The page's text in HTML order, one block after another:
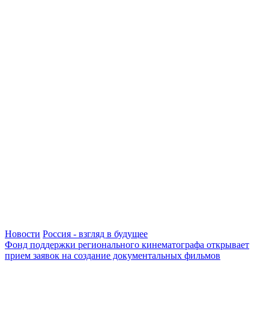
Новости Россия - взгляд в будущее
Фонд поддержки регионального кинематографа открывает
прием заявок на создание документальных фильмов